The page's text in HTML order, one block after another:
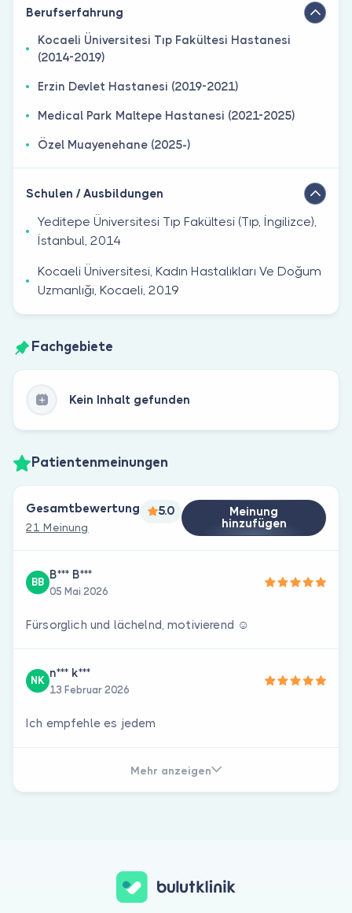
Berufserfahrung
Kocaeli Üniversitesi Tıp Fakültesi Hastanesi
(2014-2019)
Erzin Devlet Hastanesi (2019-2021)
Medical Park Maltepe Hastanesi (2021-2025)
Özel Muayenehane (2025-)
Schulen / Ausbildungen
Yeditepe Üniversitesi Tıp Fakültesi (Tıp, İngilizce),
İstanbul, 2014
Kocaeli Üniversitesi, Kadın Hastalıkları Ve Doğum
Uzmanlığı, Kocaeli, 2019
Fachgebiete
Kein Inhalt gefunden
Patientenmeinungen
Gesamtbewertung
21 Meinung
5.0
Meinung
hinzufügen
BB
B*** B***
05 Mai 2026
Fürsorglich und lächelnd, motivierend ☺️
NK
n*** k***
13 Februar 2026
Ich empfehle es jedem
Mehr anzeigen